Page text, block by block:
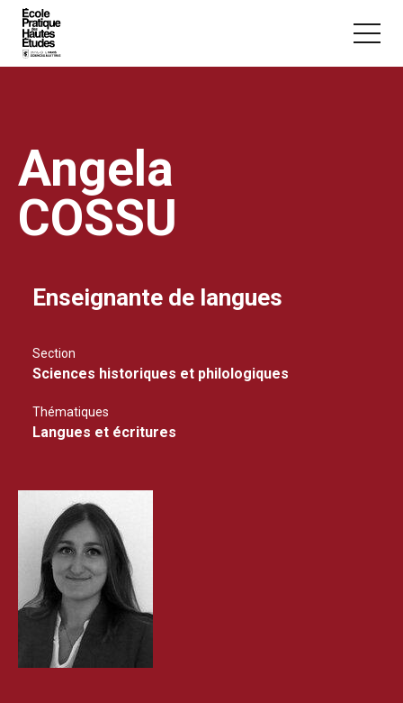
Vous recherchez peut-être :
Conférence
Angela
COSSU
Enseignante de langues
Section
Sciences historiques et philologiques
Thématiques
Langues et écritures
Panneau de gestion des cookies